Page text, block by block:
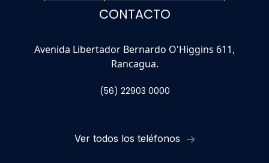
CONTACTO
Avenida Libertador Bernardo O'Higgins 611,
Rancagua.
(56) 22903 0000
Ver todos los teléfonos